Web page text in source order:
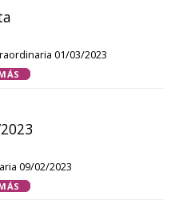
01/03/2023
09/02/2023